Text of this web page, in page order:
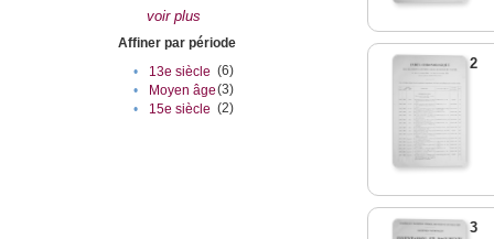
voir plus
Affiner par période
•
13e siècle (6)
•
Moyen âge(3)
•
15e siècle (2)
2
3